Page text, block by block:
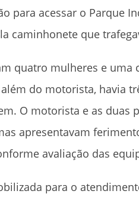
para acessar o Parque
caminhonete que
quatro mulheres e uma
do motorista, havia
O motorista e as duas
apresentavam
avaliação das
para o